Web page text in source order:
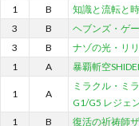
1
B 知識と流転と
3
B ヘブンズ・ゲ
3
B ナゾの光・リ
1
A 暴覇斬空
1 A
ミラクル・ミ
G1/G5 レジェ
1 B 復活の祈祷師